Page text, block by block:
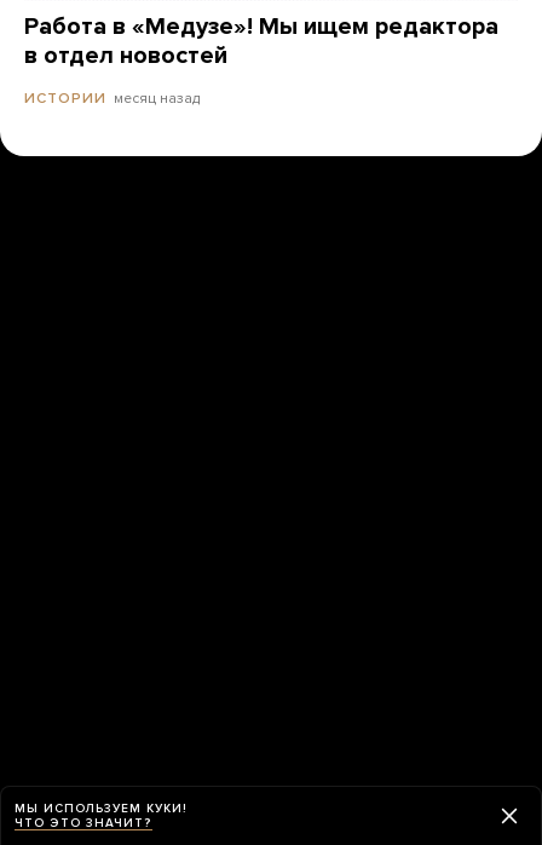
Работа в «Медузе»! Мы ищем редактора
в отдел новостей
ИСТОРИИ месяц назад
МЫ ИСПОЛЬЗУЕМ КУКИ!
ЧТО ЭТО ЗНАЧИТ?